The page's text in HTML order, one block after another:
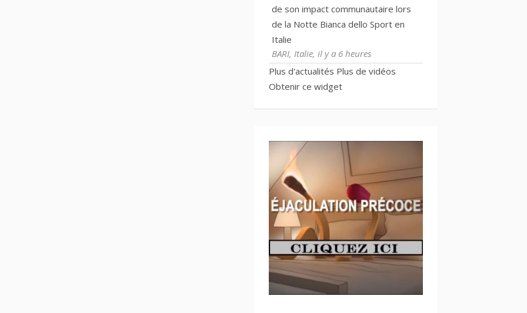
de son impact communautaire lors
de la Notte Bianca dello Sport en
Italie
BARI, Italie, il y a 6 heures
Plus d'actualités Plus de vidéos
Obtenir ce widget